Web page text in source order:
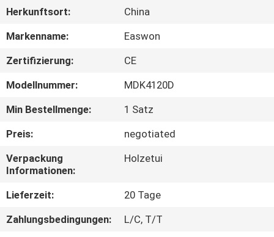
ÜBER
UNS
FABRIK-
AUSFLUG
QUALITÄTSKONTROLLE
TRETEN
SIE
MIT
Herkunftsort:
China
Markenname:
Easwon
Zertifizierung:
CE
Modellnummer:
MDK4120D
Min Bestellmenge:
1 Satz
Preis:
negotiated
Verpackung
Informationen:
Holzetui
Lieferzeit:
20 Tage
Zahlungsbedingungen:
L/C, T/T